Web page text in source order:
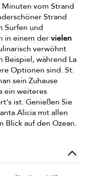
vom Strand
Strand
Surfen und
in einem dervielen
verwöhnt
Beispiel, während La
Optionen sind. St.
sein Zuhause
ein weiteres
ist. Genießen Sie
Alicia mit allen
auf den Ozean.